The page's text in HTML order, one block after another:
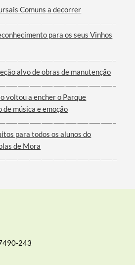
Comuns a decorrer
para os seus Vinhos
alvo de obras de manutenção
voltou a encher o Parque
de música e emoção
para todos os alunos do
de Mora
243